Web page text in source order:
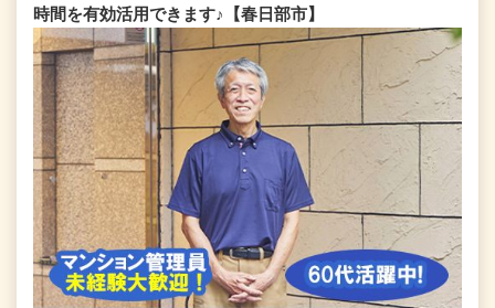
時間を有効活用できます♪【春日部市】